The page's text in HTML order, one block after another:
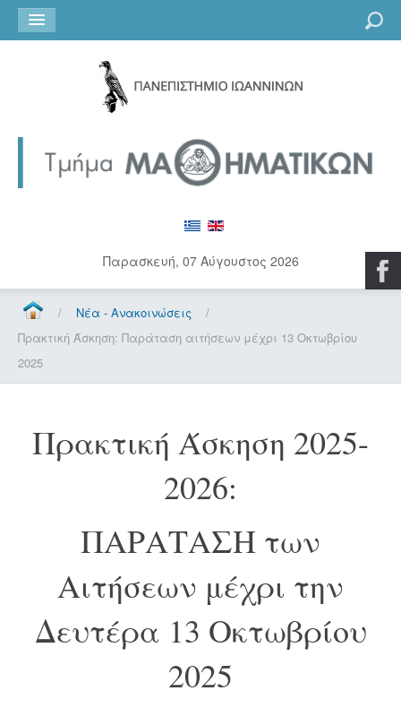
Παρασκευή, 07 Αύγουστος 2026
/ Νέα - Ανακοινώσεις
/
Πρακτική Άσκηση: Παράταση αιτήσεων μέχρι 13 Οκτωβρίου
2025
Πρακτική Άσκηση 2025-
2026:
ΠΑΡΑΤΑΣΗ των
Αιτήσεων μέχρι την
Δευτέρα 13 Οκτωβρίου
2025